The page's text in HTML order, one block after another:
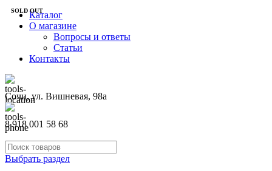
Каталог
О магазине
Вопросы и ответы
Статьи
Контакты
Сочи, ул. Вишневая, 98а
8 918 001 58 68
Выбрать раздел
SOLD OUT